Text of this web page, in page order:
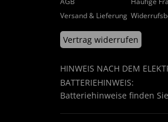
Versand & Lieferung
Vertrag widerrufen
HINWEIS NACH DEM
BATTERIEHINWEIS:
Batteriehinweise finden